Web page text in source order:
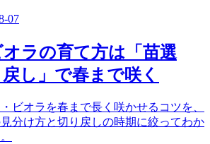
07
ラの育て方は「苗選
し」で春まで咲く
ビオラを春まで長く咲かせるコツを、
分け方と切り戻しの時期に絞ってわか